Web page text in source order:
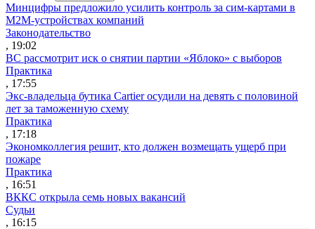
Минцифры предложило усилить контроль за сим-картами в
M2M-устройствах компаний
Законодательство
, 19:02
ВС рассмотрит иск о снятии партии «Яблоко» с выборов
Практика
, 17:55
Экс-владельца бутика Cartier осудили на девять с половиной
лет за таможенную схему
Практика
, 17:18
Экономколлегия решит, кто должен возмещать ущерб при
пожаре
Практика
, 16:51
ВККС открыла семь новых вакансий
Судьи
, 16:15